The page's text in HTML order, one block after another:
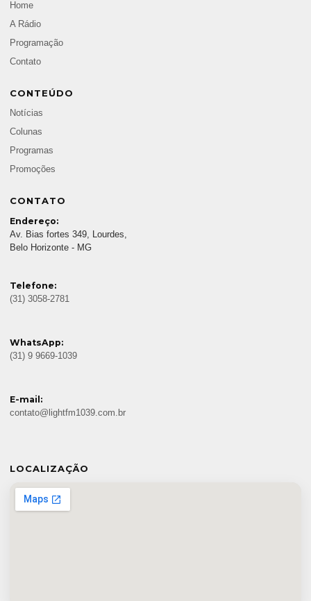
Home
A Rádio
Programação
Contato
CONTEÚDO
Notícias
Colunas
Programas
Promoções
CONTATO
Endereço:
Av. Bias fortes 349, Lourdes,
Belo Horizonte - MG
Telefone:
(31) 3058-2781
WhatsApp:
(31) 9 9669-1039
E-mail:
contato@lightfm1039.com.br
LOCALIZAÇÃO